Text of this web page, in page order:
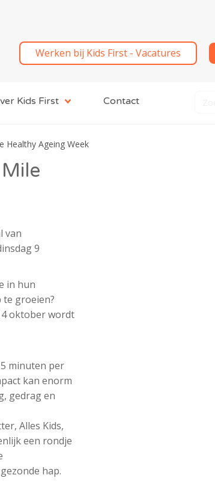
Werken bij Kids First - Vacatures
Kids First Contact
Healthy Ageing Week
van
9
in hun
groeien?
oktober wordt
minuten per
kan enorm
gedrag en
Alles Kids,
een rondje
hap.